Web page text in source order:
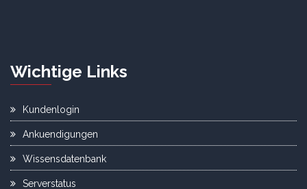
Wichtige Links
Kundenlogin
Ankuendigungen
Wissensdatenbank
Serverstatus